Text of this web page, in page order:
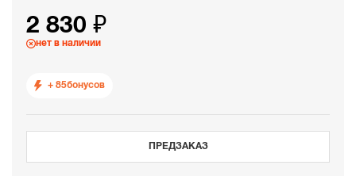
2 830 ₽
нет в наличии
+ 85бонусов
ПРЕДЗАКАЗ